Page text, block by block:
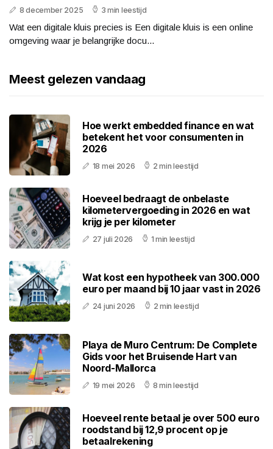
8 december 2025 3 min leestijd
Wat een digitale kluis precies is Een digitale kluis is een online
omgeving waar je belangrijke docu...
Meest gelezen vandaag
Hoe werkt embedded finance en wat
betekent het voor consumenten in
2026
18 mei 2026 2 min leestijd
Hoeveel bedraagt de onbelaste
kilometervergoeding in 2026 en wat
krijg je per kilometer
27 juli 2026 1 min leestijd
Wat kost een hypotheek van 300.000
euro per maand bij 10 jaar vast in 2026
24 juni 2026 2 min leestijd
Playa de Muro Centrum: De Complete
Gids voor het Bruisende Hart van
Noord-Mallorca
19 mei 2026 8 min leestijd
Hoeveel rente betaal je over 500 euro
roodstand bij 12,9 procent op je
betaalrekening